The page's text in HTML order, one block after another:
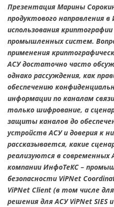
Презентация Марины
продуктового направления
использования
промышленных систем.
применения
АСУ достаточно часто
однако рассуждения, как
обеспечению
информации по каналам
только шифрование, а
защиты каналов до
устройств АСУ и доверия к
рассказывается, какие
реализуются в современных
компании ИнфоТеКС –
безопасности ViPNet
ViPNet Client (в том числе
решения для АСУ ViPNet SIES